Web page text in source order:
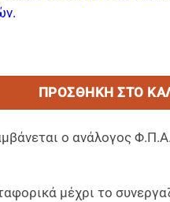
(αδεια) ποσότητα
ΠΡΟΣΘΉΚΗ ΣΤΟ
ο ανάλογος Φ.Π.Α.
μέχρι το